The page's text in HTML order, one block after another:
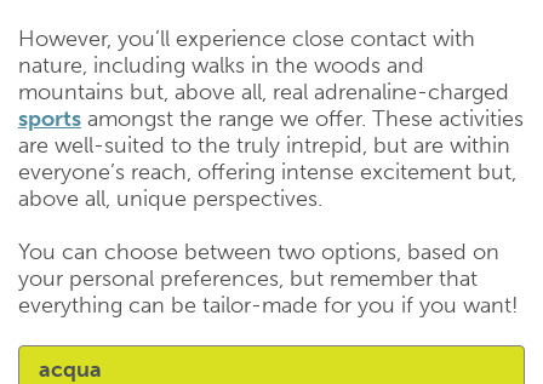
However, you’ll experience close contact with
nature, including walks in the woods and
mountains but, above all, real adrenaline-charged
sports amongst the range we offer. These activities
are well-suited to the truly intrepid, but are within
everyone’s reach, offering intense excitement but,
above all, unique perspectives.
You can choose between two options, based on
your personal preferences, but remember that
everything can be tailor-made for you if you want!
acqua